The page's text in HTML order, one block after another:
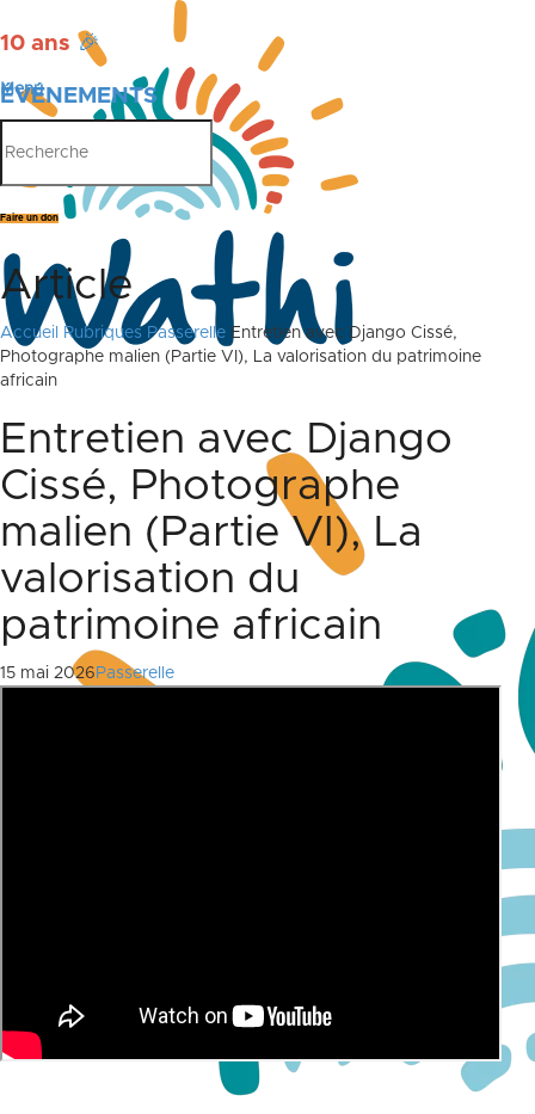
10 ans 🎉
ÉVÉNEMENTS
PUBLICATIONS
Menu
Faire un don
Article
Accueil Rubriques Passerelle Entretien avec Django Cissé,
Photographe malien (Partie VI), La valorisation du patrimoine
africain
Entretien avec Django
Cissé, Photographe
malien (Partie VI), La
valorisation du
patrimoine africain
15 mai 2026 Passerelle